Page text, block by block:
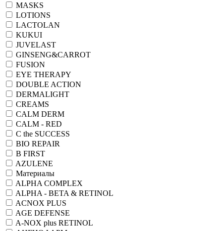
MASKS
LOTIONS
LACTOLAN
KUKUI
JUVELAST
GINSENG&CARROT
FUSION
EYE THERAPY
DOUBLE ACTION
DERMALIGHT
CREAMS
CALM DERM
CALM - RED
C the SUCCESS
BIO REPAIR
B FIRST
AZULENE
Материалы
ALPHA COMPLEX
ALPHA - BETA & RETINOL
ACNOX PLUS
AGE DEFENSE
A-NOX plus RETINOL